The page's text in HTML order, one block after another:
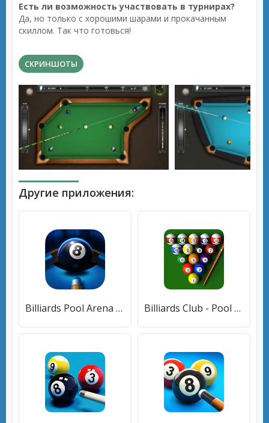
Есть ли возможность участвовать в турнирах?
Да, но только с хорошими шарами и прокачанным
скиллом. Так что готовься!
СКРИНШОТЫ
Другие приложения:
Billiards Pool Arena - Бильярд Billiards Club - Pool Snooker